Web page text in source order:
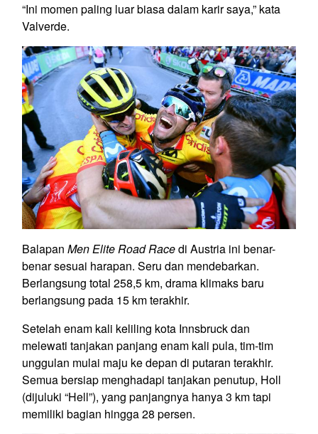
“Ini momen paling luar biasa dalam karir saya,” kata
Valverde.
Balapan Men Elite Road Racedi Austria ini benar-
benar sesuai harapan. Seru dan mendebarkan.
Berlangsung total 258,5 km, drama klimaks baru
berlangsung pada 15 km terakhir.
Setelah enam kali keliling kota Innsbruck dan
melewati tanjakan panjang enam kali pula, tim-tim
unggulan mulai maju ke depan di putaran terakhir.
Semua bersiap menghadapi tanjakan penutup, Holl
(dijuluki “Hell”), yang panjangnya hanya 3 km tapi
memiliki bagian hingga 28 persen.